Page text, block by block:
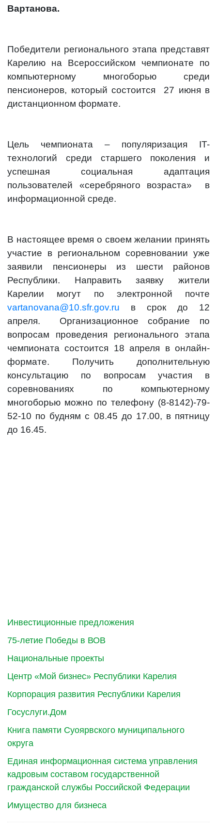
Инвестиционные предложения
75-летие Победы в ВОВ
Национальные проекты
Центр «Мой бизнес» Республики Карелия
Корпорация развития Республики Карелия
Госуслуги.Дом
Книга памяти Суоярвского муниципального
округа
Единая информационная система управления
кадровым составом государственной
гражданской службы Российской Федерации
Имущество для бизнеса
Вартанова.
Победители регионального этапа представят
Карелию на Всероссийском чемпионате по
компьютерному многоборью среди
пенсионеров, который состоится 27 июня в
дистанционном формате.
Цель чемпионата – популяризация IT-
технологий среди старшего поколения и
успешная социальная адаптация
пользователей «серебряного возраста» в
информационной среде.
В настоящее время о своем желании принять
участие в региональном соревновании уже
заявили пенсионеры из шести районов
Республики. Направить заявку жители
Карелии могут по электронной почте
vartanovana@10.sfr.gov.ru в срок до 12
апреля. Организационное собрание по
вопросам проведения регионального этапа
чемпионата состоится 18 апреля в онлайн-
формате. Получить дополнительную
консультацию по вопросам участия в
соревнованиях по компьютерному
многоборью можно по телефону (8-8142)-79-
52-10 по будням с 08.45 до 17.00, в пятницу
до 16.45.